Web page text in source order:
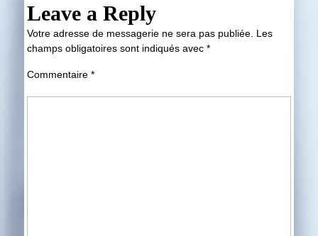
Leave a Reply
Votre adresse de messagerie ne sera pas publiée. Les
champs obligatoires sont indiqués avec*
Commentaire*